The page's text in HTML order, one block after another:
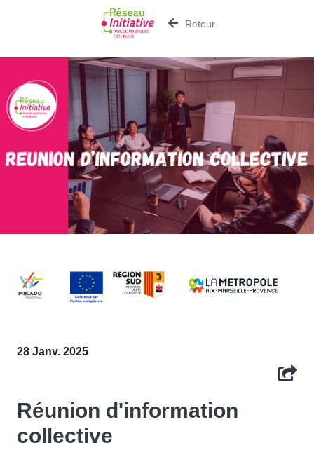
Retour
28 Janv. 2025
Réunion d'information
collective